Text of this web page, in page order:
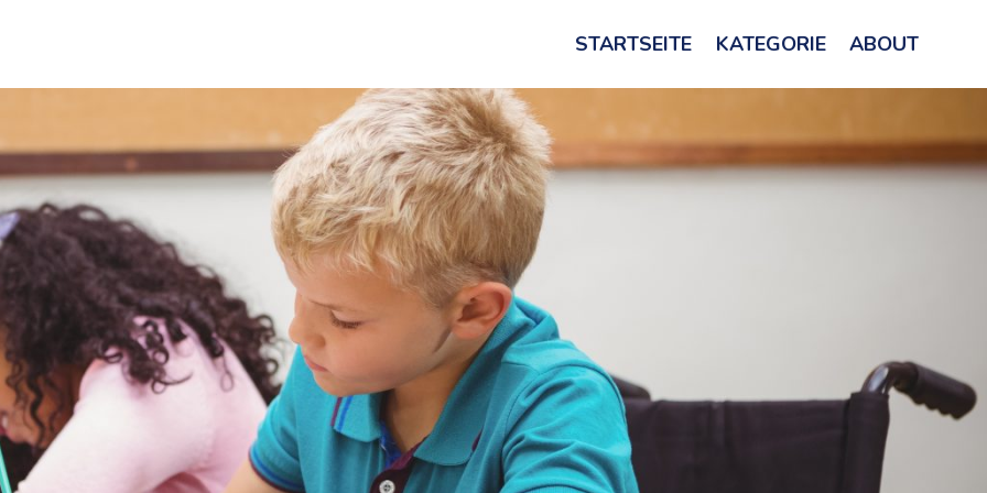
STARTSEITE KATEGORIE ABOUT